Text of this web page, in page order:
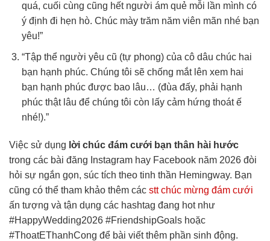
quá, cuối cùng cũng hết người ám quẻ mỗi lần mình có
ý định đi hẹn hò. Chúc mày trăm năm viên mãn nhé bạn
yêu!”
“Tập thể người yêu cũ (tự phong) của cô dâu chúc hai
bạn hạnh phúc. Chúng tôi sẽ chống mắt lên xem hai
bạn hạnh phúc được bao lâu… (đùa đấy, phải hạnh
phúc thật lâu để chúng tôi còn lấy cảm hứng thoát ế
nhé!).”
Việc sử dụng lời chúc đám cưới bạn thân hài hước
trong các bài đăng Instagram hay Facebook năm 2026 đòi
hỏi sự ngắn gọn, súc tích theo tinh thần Hemingway. Bạn
cũng có thể tham khảo thêm các stt chúc mừng đám cưới
ấn tượng và tận dụng các hashtag đang hot như
#HappyWedding2026 #FriendshipGoals hoặc
#ThoatEThanhCong để bài viết thêm phần sinh động.